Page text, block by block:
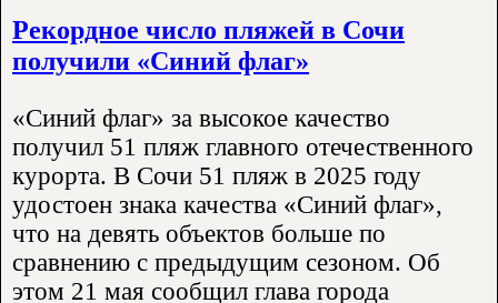
Рекордное число пляжей в Сочи
получили «Синий флаг»
«Синий флаг» за высокое качество
получил 51 пляж главного отечественного
курорта. В Сочи 51 пляж в 2025 году
удостоен знака качества «Синий флаг»,
что на девять объектов больше по
сравнению с предыдущим сезоном. Об
этом 21 мая сообщил глава города